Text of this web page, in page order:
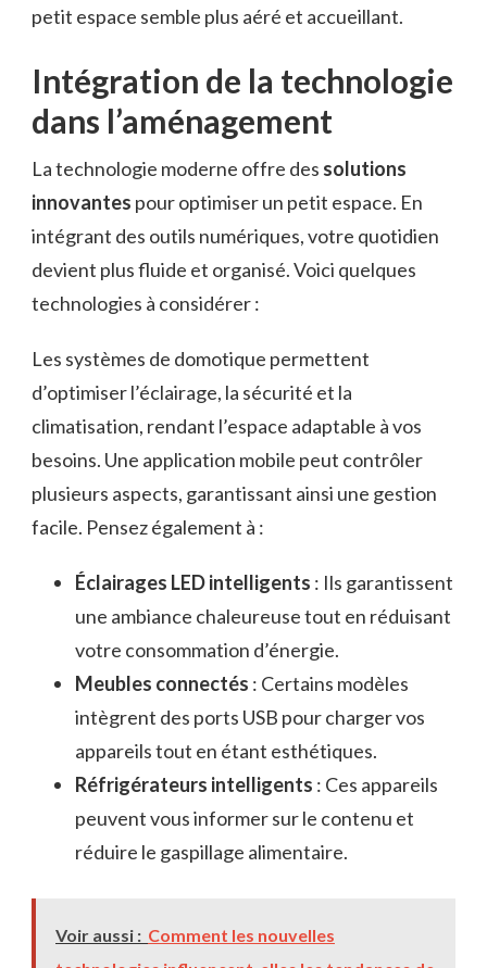
petit espace semble plus aéré et accueillant.
Intégration de la technologie
dans l’aménagement
La technologie moderne offre des solutions
innovantes pour optimiser un petit espace. En
intégrant des outils numériques, votre quotidien
devient plus fluide et organisé. Voici quelques
technologies à considérer :
Les systèmes de domotique permettent
d’optimiser l’éclairage, la sécurité et la
climatisation, rendant l’espace adaptable à vos
besoins. Une application mobile peut contrôler
plusieurs aspects, garantissant ainsi une gestion
facile. Pensez également à :
Éclairages LED intelligents : Ils garantissent
une ambiance chaleureuse tout en réduisant
votre consommation d’énergie.
Meubles connectés : Certains modèles
intègrent des ports USB pour charger vos
appareils tout en étant esthétiques.
Réfrigérateurs intelligents : Ces appareils
peuvent vous informer sur le contenu et
réduire le gaspillage alimentaire.
Voir aussi : Comment les nouvelles